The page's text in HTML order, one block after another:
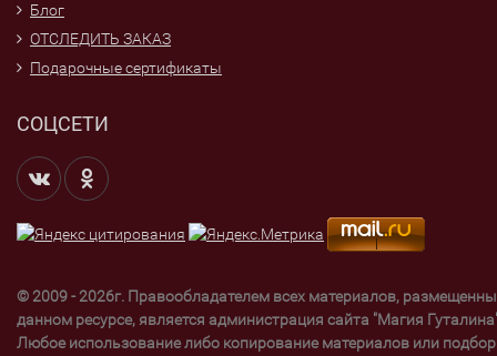
Блог
ОТСЛЕДИТЬ ЗАКАЗ
Подарочные сертификаты
СОЦСЕТИ
© 2009 - 2026г. Правообладателем всех материалов,
данном ресурсе, является администрация сайта "Магия
Любое использование либо копирование материалов или